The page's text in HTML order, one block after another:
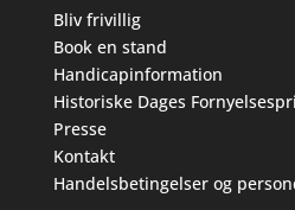
Bliv frivillig
Book en stand
Handicapinformation
Historiske Dages
Presse
Kontakt
Handelsbetingelser og